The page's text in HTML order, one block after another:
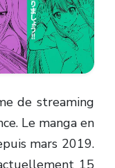
de streaming
Le manga en
mars 2019.